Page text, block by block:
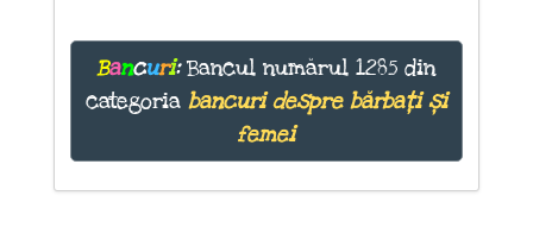
Bancuri:Bancul numărul 1285 din
categoria bancuri despre bărbați și
femei